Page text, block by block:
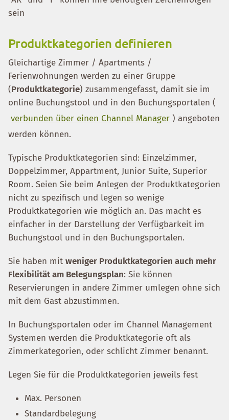
sein
Produktkategorien definieren
Gleichartige Zimmer / Apartments /
Ferienwohnungen werden zu einer Gruppe
(Produktkategorie) zusammengefasst, damit sie im
online Buchungstool und in den Buchungsportalen (
verbunden über einen Channel Manager ) angeboten
werden können.
Typische Produktkategorien sind: Einzelzimmer,
Doppelzimmer, Appartment, Junior Suite, Superior
Room. Seien Sie beim Anlegen der Produktkategorien
nicht zu spezifisch und legen so wenige
Produktkategorien wie möglich an. Das macht es
einfacher in der Darstellung der Verfügbarkeit im
Buchungstool und in den Buchungsportalen.
Sie haben mit weniger Produktkategorien auch mehr
Flexibilität am Belegungsplan: Sie können
Reservierungen in andere Zimmer umlegen ohne sich
mit dem Gast abzustimmen.
In Buchungsportalen oder im Channel Management
Systemen werden die Produktkategorie oft als
Zimmerkategorien, oder schlicht Zimmer benannt.
Legen Sie für die Produktkategorien jeweils fest
Max. Personen
Standardbelegung